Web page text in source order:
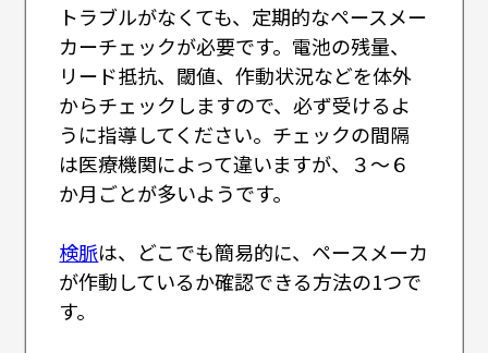
トラブルがなくても、定期的なペースメー
カーチェックが必要です。電池の残量、
リード抵抗、閾値、作動状況などを体外
からチェックしますので、必ず受けるよ
うに指導してください。チェックの間隔
は医療機関によって違いますが、３～６
か月ごとが多いようです。
検脈は、どこでも簡易的に、ペースメーカ
が作動しているか確認できる方法の1つで
す。